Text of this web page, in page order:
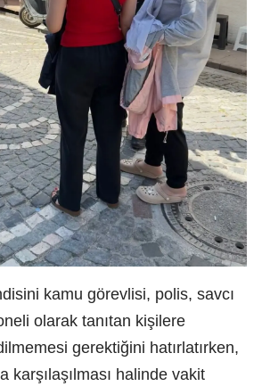
kamu görevlisi, polis, savcı
olarak tanıtan kişilere
gerektiğini hatırlatırken,
karşılaşılması halinde vakit